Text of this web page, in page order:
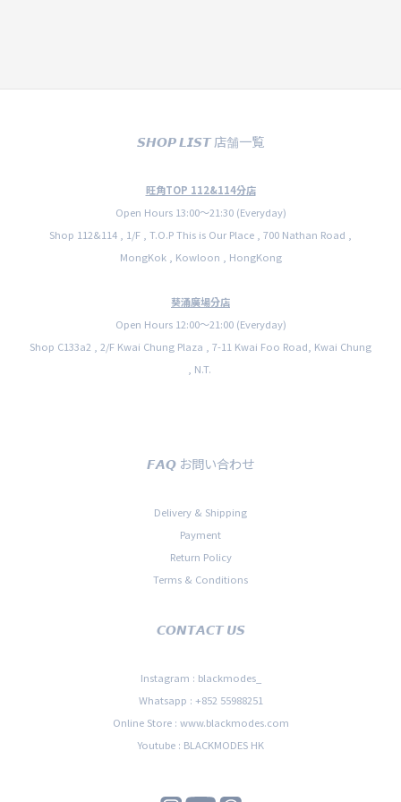
𝙎𝙃𝙊𝙋 𝙇𝙄𝙎𝙏 店舗一覧
旺角TOP 112&114分店
Open Hours 13:00〜21:30 (Everyday)
Shop 112&114 , 1/F , T.O.P This is Our Place , 700 Nathan Road ,
MongKok , Kowloon , HongKong
葵涌廣場分店
Open Hours 12:00〜21:00 (Everyday)
Shop C133a2 , 2/F Kwai Chung Plaza , 7-11 Kwai Foo Road, Kwai Chung
, N.T.
𝙁𝘼𝙌 お問い合わせ
Delivery & Shipping
Payment
Return Policy
Terms & Conditions
𝘾𝙊𝙉𝙏𝘼𝘾𝙏 𝙐𝙎
Instagram : blackmodes_
Whatsapp : +852 55988251
Online Store : www.blackmodes.com
Youtube : BLACKMODES HK